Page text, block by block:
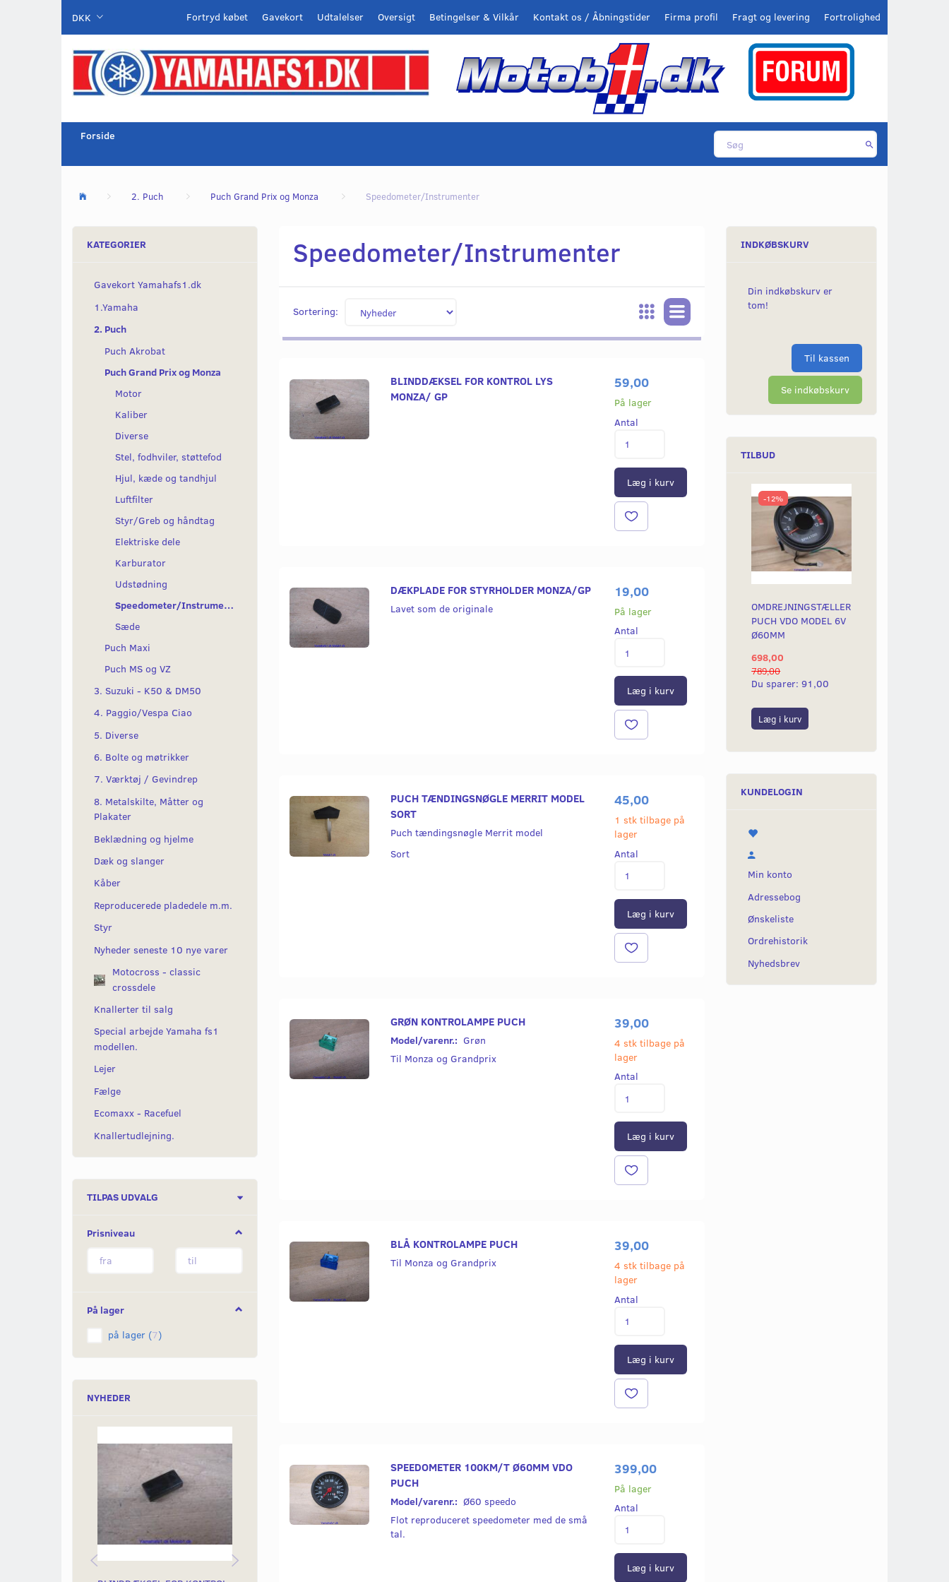
DKK Fortrolighed
Fragt og levering
Firma profil
Kontakt os / Åbningstider
Betingelser & Vilkår
Oversigt
Udtalelser
Gavekort
Fortryd købet
Forside
2. Puch Puch Grand Prix og Monza Speedometer/Instrumenter
KATEGORIER
Gavekort Yamahafs1.dk
1.Yamaha
2. Puch
Puch Akrobat
Puch Grand Prix og Monza
Motor
Kaliber
Diverse
Stel, fodhviler, støttefod
Hjul, kæde og tandhjul
Luftfilter
Styr/Greb og håndtag
Elektriske dele
Karburator
Udstødning
Speedometer/Instrumenter
Sæde
Puch Maxi
Puch MS og VZ
3. Suzuki - K50 & DM50
4. Paggio/Vespa Ciao
5. Diverse
6. Bolte og møtrikker
7. Værktøj / Gevindrep
8. Metalskilte, Måtter og
Plakater
Beklædning og hjelme
Dæk og slanger
Kåber
Reproducerede pladedele m.m.
Styr
Nyheder seneste 10 nye varer
Motocross - classic
crossdele
Knallerter til salg
Special arbejde Yamaha fs1
modellen.
Lejer
Fælge
Ecomaxx - Racefuel
Knallertudlejning.
TILPAS UDVALG
Prisniveau
På lager
på lager (7)
NYHEDER
Speedometer/Instrumenter
Sortering:
BLINDDÆKSEL FOR KONTROL LYS
MONZA/ GP
59,00
På lager
Antal
Læg i kurv
DÆKPLADE FOR STYRHOLDER MONZA/GP
Lavet som de originale
19,00
På lager
Antal
Læg i kurv
PUCH TÆNDINGSNØGLE MERRIT MODEL
SORT
Puch tændingsnøgle Merrit model
Sort
45,00
1 stk tilbage på
lager
Antal
Læg i kurv
GRØN KONTROLAMPE PUCH
Model/varenr.: Grøn
Til Monza og Grandprix
39,00
4 stk tilbage på
lager
Antal
Læg i kurv
BLÅ KONTROLAMPE PUCH
Til Monza og Grandprix
39,00
4 stk tilbage på
lager
Antal
Læg i kurv
SPEEDOMETER 100KM/T Ø60MM VDO
PUCH
Model/varenr.: Ø60 speedo
Flot reproduceret speedometer med de små
tal.
399,00
På lager
Antal
Læg i kurv
INDKØBSKURV
Din indkøbskurv er
tom!
Til kassen
Se indkøbskurv
TILBUD
-12%
OMDREJNINGSTÆLLER
PUCH VDO MODEL 6V
Ø60MM
698,00
789,00
Du sparer:91,00
Læg i kurv
KUNDELOGIN
Min konto
Adressebog
Ønskeliste
Ordrehistorik
Nyhedsbrev